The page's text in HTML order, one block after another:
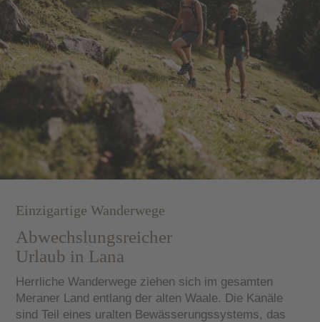
Einzigartige Wanderwege
Abwechslungsreicher
Urlaub in Lana
Herrliche Wanderwege ziehen sich im gesamten
Meraner Land entlang der alten Waale. Die Kanäle
sind Teil eines uralten Bewässerungssystems, das